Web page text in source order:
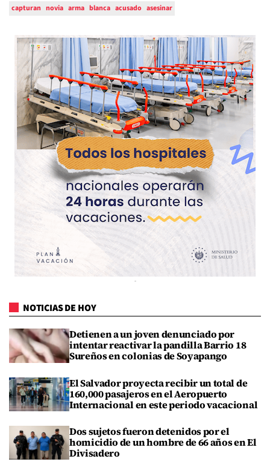
capturan novia arma blanca acusado asesinar
NOTICIAS DE HOY
Detienen a un joven denunciado por
intentar reactivar la pandilla Barrio 18
Sureños en colonias de Soyapango
El Salvador proyecta recibir un total de
160,000 pasajeros en el Aeropuerto
Internacional en este periodo vacacional
Dos sujetos fueron detenidos por el
homicidio de un hombre de 66 años en El
Divisadero